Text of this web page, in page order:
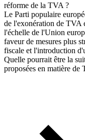
réforme de la TVA ?
Le Parti populaire
de l'exonération de TVA
l'échelle de l'Union
faveur de mesures plus
fiscale et l'introduction
Quelle pourrait être la
proposées en matière de